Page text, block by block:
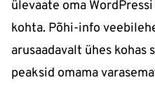
ülevaate oma
kohta. Põhi-info
arusaadavalt ühes kohas
peaksid omama